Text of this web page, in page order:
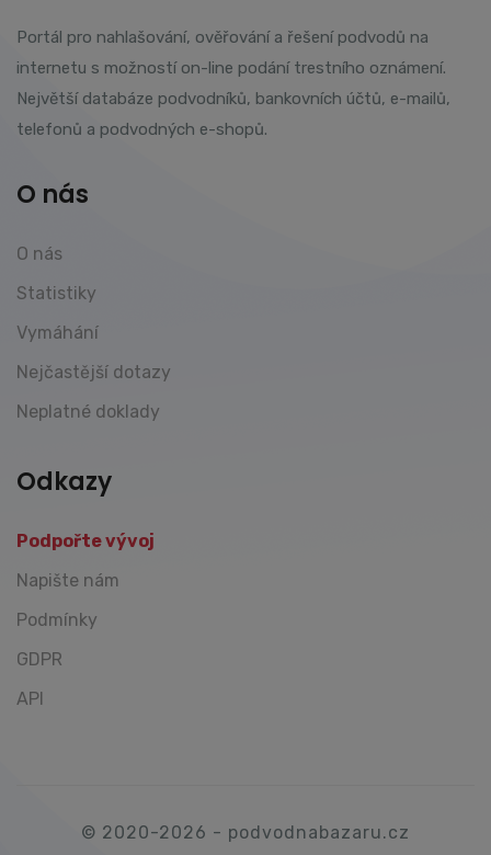
Portál pro nahlašování, ověřování a řešení podvodů na
internetu s možností on-line podání trestního oznámení.
Největší databáze podvodníků, bankovních účtů, e-mailů,
telefonů a podvodných e-shopů.
O nás
O nás
Statistiky
Vymáhání
Nejčastější dotazy
Neplatné doklady
Odkazy
Podpořte vývoj
Napište nám
Podmínky
GDPR
API
© 2020-2026 - podvodnabazaru.cz